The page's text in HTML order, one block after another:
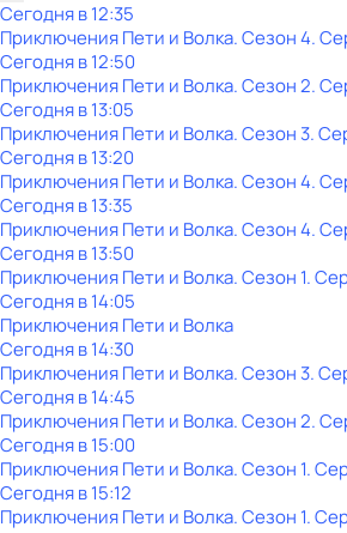
Сегодня в 12:35
Приключения Пети и Волка. Сезон 4.
Сегодня в 12:50
Приключения Пети и Волка. Сезон 2.
Сегодня в 13:05
Приключения Пети и Волка. Сезон 3.
Сегодня в 13:20
Приключения Пети и Волка. Сезон 4.
Сегодня в 13:35
Приключения Пети и Волка. Сезон 4.
Сегодня в 13:50
Приключения Пети и Волка. Сезон 1.
Сегодня в 14:05
Приключения Пети и Волка
Сегодня в 14:30
Приключения Пети и Волка. Сезон 3.
Сегодня в 14:45
Приключения Пети и Волка. Сезон 2.
Сегодня в 15:00
Приключения Пети и Волка. Сезон 1.
Сегодня в 15:12
Приключения Пети и Волка. Сезон 1.